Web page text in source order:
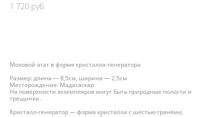
1 720 pуб.
Моховой агат в форме кристалла-генератора
Размер: длина — 8,5см, ширина — 2,5см
Месторождение: Мадагаскар
На поверхности экземпляров могут быть природные полости и
трещинки.
Кристалл-генератор — форма кристалла с шестью гранями,